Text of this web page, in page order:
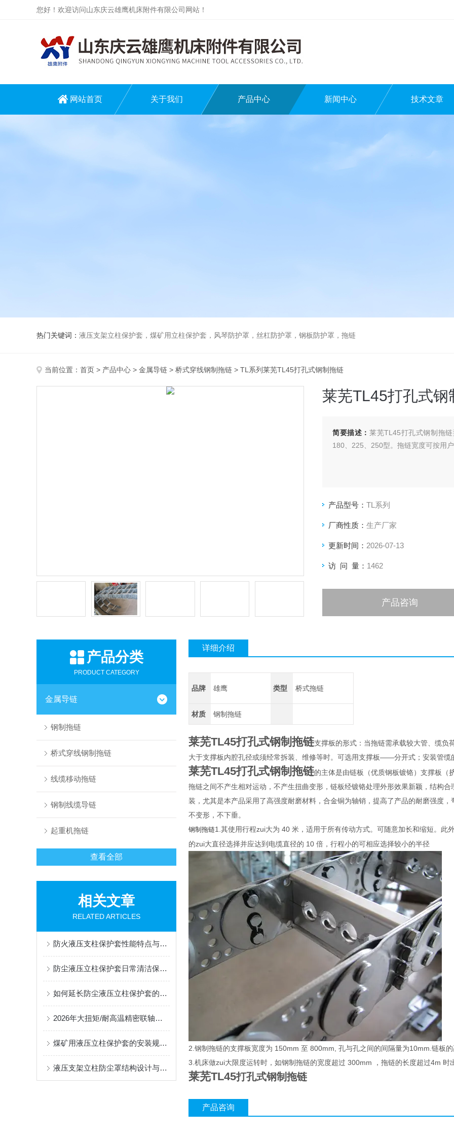
您好！欢迎访问山东庆云雄鹰机床附件有限公司网站！
网站首页 关于我们 产品中心 新闻中心 技术文章
热门关键词： 液压支架立柱保护套，煤矿用立柱保护套，风琴防护罩，丝杠防护罩，钢板防护罩，拖链
当前位置： 首页 > 产品中心 > 金属导链 > 桥式穿线钢制拖链 > TL系列莱芜TL45打孔式钢制拖链
莱芜TL45打孔式钢
简要描述： 莱芜TL45打孔式钢制拖
180、225、250型。拖链宽度可按用
产品型号： TL系列
厂商性质： 生产厂家
更新时间： 2026-07-13
访 问 量： 1462
产品咨询
产品分类
PRODUCT CATEGORY
金属导链
钢制拖链
桥式穿线钢制拖链
线缆移动拖链
钢制线缆导链
起重机拖链
查看全部
相关文章
RELATED ARTICLES
防火液压支柱保护套性能特点与阻燃防护应用
防尘液压立柱保护套日常清洁保养与更换规范
如何延长防尘液压立柱保护套的使用寿命？
2026年大扭矩/耐高温精密联轴器定制找哪家？能实现精准定制的优质厂家盘点
煤矿用液压立柱保护套的安装规范与使用寿命提升方案
液压支架立柱防尘罩结构设计与密封防护原理
详细介绍
品牌 雄鹰 类型 桥式拖链
材质 钢制拖链
莱芜TL45打孔式钢制拖链支撑板的形式：当拖链需承载较大管、缆
大于支撑板内腔孔径或须经常拆装、维修等时。可选用支撑板——分开式；安装管
莱芜TL45打孔式钢制拖链的主体是由链板（优质钢板镀铬）支撑板（
拖链之间不产生相对运动，不产生扭曲变形，链板经镀铬处理外形效果新颖，结构
装，尤其是本产品采用了高强度耐磨材料，合金铜为轴销，提高了产品的耐磨强度
不变形，不下垂。
钢制拖链1.其使用行程zui大为 40 米，适用于所有传动方式。可随意加长和缩短。此
的zui大直径选择并应达到电缆直径的 10 倍，行程小的可相应选择较小的半径
2.钢制拖链的支撑板宽度为 150mm 至 800mm, 孔与孔之间的间隔量为10mm.链板
3.机床做zui大限度运转时，如钢制拖链的宽度超过 300mm ，拖链的长度超过4m
莱芜TL45打孔式钢制拖链
产品咨询